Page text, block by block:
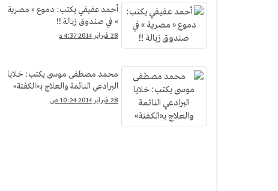
أحمد عفيفي يكتب: دموع « مصرية
» في صندوق زبالة !!
28 فبراير 2014 4:37 م
محمد مصطفى موسى يكتب: خلايا
البرادعي النائمة والعلاج بـ«الكفتة»
28 فبراير 2014 10:24 ص